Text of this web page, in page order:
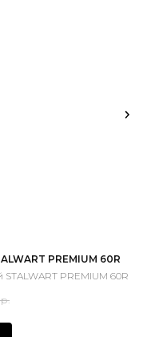
PREMIUM 60R
PREMIUM 60R
р.